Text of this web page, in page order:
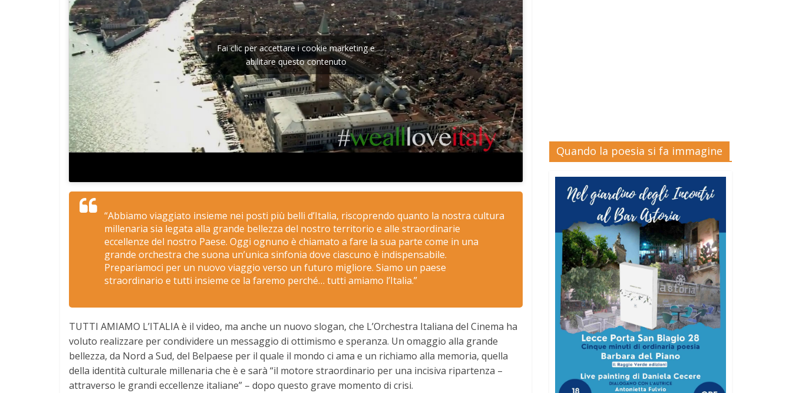
Fai clic per accettare i cookie marketing e
abilitare questo contenuto
“Abbiamo viaggiato insieme nei posti più belli d’Italia, riscoprendo quanto la nostra cultura
millenaria sia legata alla grande bellezza del nostro territorio e alle straordinarie
eccellenze del nostro Paese. Oggi ognuno è chiamato a fare la sua parte come in una
grande orchestra che suona un’unica sinfonia dove ciascuno è indispensabile.
Prepariamoci per un nuovo viaggio verso un futuro migliore. Siamo un paese
straordinario e tutti insieme ce la faremo perché… tutti amiamo l’Italia.”
TUTTI AMIAMO L’ITALIA è il video, ma anche un nuovo slogan, che L’Orchestra Italiana del Cinema ha
voluto realizzare per condividere un messaggio di ottimismo e speranza. Un omaggio alla grande
bellezza, da Nord a Sud, del Belpaese per il quale il mondo ci ama e un richiamo alla memoria, quella
della identità culturale millenaria che è e sarà “il motore straordinario per una incisiva ripartenza –
attraverso le grandi eccellenze italiane” – dopo questo grave momento di crisi.
Quando la poesia si fa immagine